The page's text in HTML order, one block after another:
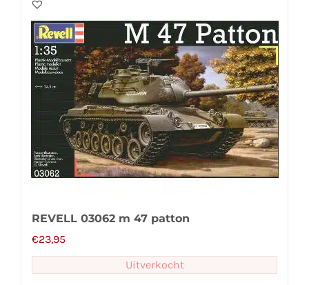
REVELL 03062 m 47 patton
€23,95
Uitverkocht